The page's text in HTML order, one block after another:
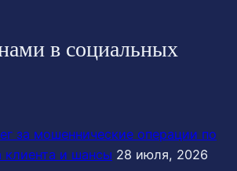
в социальных
за мошеннические операции по
клиента и шансы 28 июля, 2026